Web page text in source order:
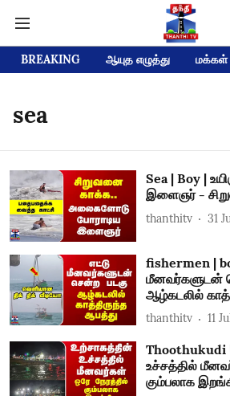
BREAKING ஆயுத எழுத்து மக்கள்
sea
Sea | Boy |
இளைஞர் -
thanthitv 31
fishermen |
மீனவர்களுடன்
ஆழ்கடலில்
thanthitv 11
Thoothukudi
உச்சத்தில்
கும்பலாக